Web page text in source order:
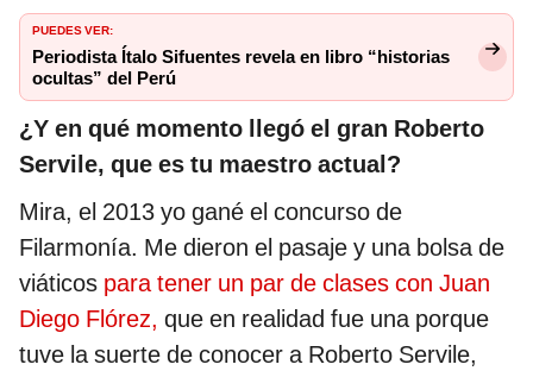
PUEDES VER:
Periodista Ítalo Sifuentes revela en libro “historias
ocultas” del Perú
¿Y en qué momento llegó el gran Roberto
Servile, que es tu maestro actual?
Mira, el 2013 yo gané el concurso de
Filarmonía. Me dieron el pasaje y una bolsa de
viáticos para tener un par de clases con Juan
Diego Flórez, que en realidad fue una porque
tuve la suerte de conocer a Roberto Servile,